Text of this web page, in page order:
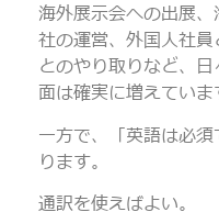
海外展示会への出展
社の運営、外国人社
とのやり取りなど、
面は確実に増えていま
一方で、「英語は必
ります。
通訳を使えばよい。